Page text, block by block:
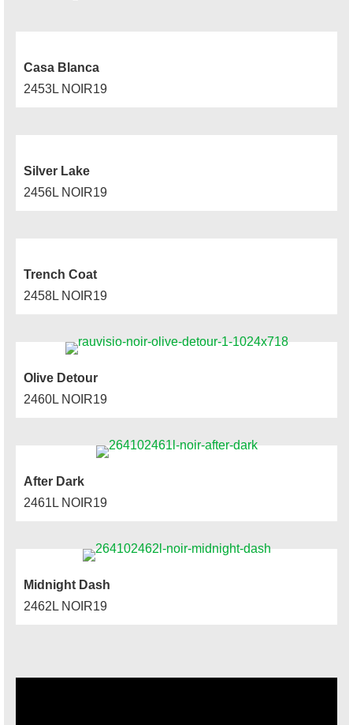
Casa Blanca
2453L NOIR19
Silver Lake
2456L NOIR19
Trench Coat
2458L NOIR19
Olive Detour
2460L NOIR19
After Dark
2461L NOIR19
Midnight Dash
2462L NOIR19